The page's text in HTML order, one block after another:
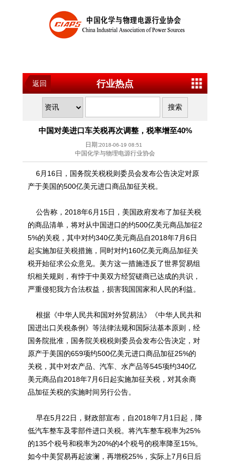
返回 行业热点
中国对美进口车关税再次调整，税率增至40%
日期:2018-06-19 08:51
中国化学与物理电源行业协会
6月16日，国务院关税税则委员会发布公告决定对原
产于美国的500亿美元进口商品加征关税。
公告称，2018年6月15日，美国政府发布了加征关税
的商品清单，将对从中国进口的约500亿美元商品加征2
5%的关税，其中对约340亿美元商品自2018年7月6日
起实施加征关税措施，同时对约160亿美元商品加征关
税开始征求公众意见。美方这一措施违反了世界贸易组
织相关规则，有悖于中美双方经贸磋商已达成的共识，
严重侵犯我方合法权益，损害我国国家和人民的利益。
根据《中华人民共和国对外贸易法》《中华人民共和
国进出口关税条例》等法律法规和国际法基本原则，经
国务院批准，国务院关税税则委员会发布公告决定，对
原产于美国的659项约500亿美元进口商品加征25%的
关税，其中对农产品、汽车、水产品等545项约340亿
美元商品自2018年7月6日起实施加征关税，对其余商
品加征关税的实施时间另行公告。
早在5月22日，财政部宣布，自2018年7月1日起，降
低汽车整车及零部件进口关税。将汽车整车税率为25%
的135个税号和税率为20%的4个税号的税率降至15%。
如今中美贸易再起波澜，再增税25%，实际上7月6日后